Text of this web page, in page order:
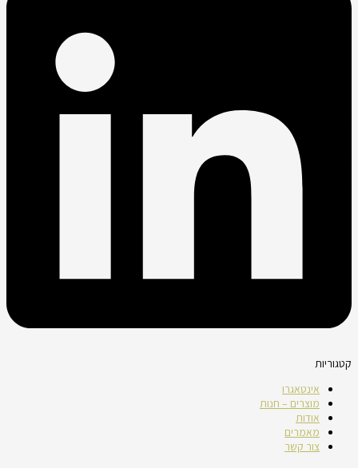
קטגוריות
אינטאגרו
מוצרים – חנות
אודות
מאמרים
צור קשר